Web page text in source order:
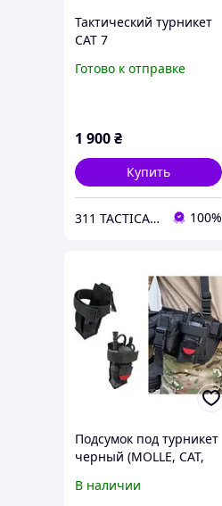
Тактический турникет
CAT 7
Готово к отправке
1 900₴
Купить
311 TACTICAL™ 100%
Подсумок под турникет
черный (MOLLE, CAT,
жилет, РПС)
В наличии